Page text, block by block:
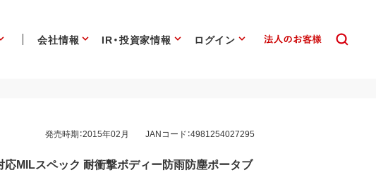
会社情報 IR・投資家情報 ログイン
発売時期：2015年02月 JANコード：4981254027295
応MILスペック 耐衝撃ボディー防雨防塵ポータブ